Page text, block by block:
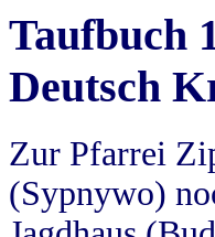
Taufbuch
Deutsch
Zur Pfarrei
(Sypnywo)